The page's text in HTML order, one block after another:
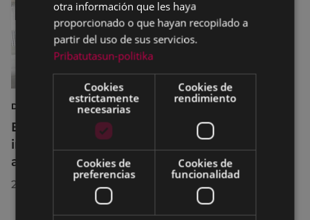
DEPORTES
Eibar adapta los horarios de sus
instalaciones deportivas durante el mes de
agosto para realizar mejoras
29/07/2026
otra información que les haya
proporcionado o que hayan recopilado a
partir del uso de sus servicios.
Pribatutasun-politika
Cookies
estrictamente
necesarias
Cookies de
rendimiento
Cookies de
preferencias
Cookies de
funcionalidad